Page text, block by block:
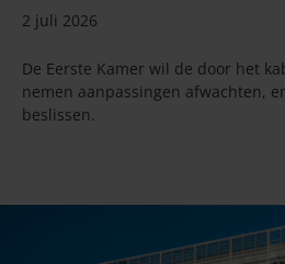
2 juli 2026
De Eerste Kamer wil de door het
nemen aanpassingen afwachten,
beslissen.